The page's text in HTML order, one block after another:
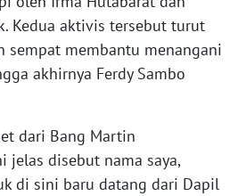
Kedua aktivis tersebut turut
sempat membantu menangani
akhirnya Ferdy Sambo
dari Bang Martin
jelas disebut nama saya,
di sini baru datang dari Dapil